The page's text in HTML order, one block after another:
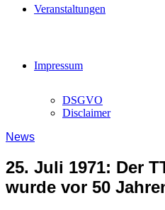
Veranstaltungen
Impressum
DSGVO
Disclaimer
News
25. Juli 1971: Der
wurde vor 50